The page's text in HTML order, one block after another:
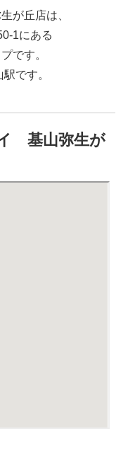
が丘店は、
1にある
です。
です。
基山弥生が